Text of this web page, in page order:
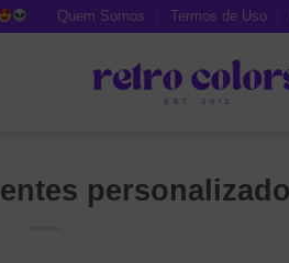
Quem Somos Termos de Uso